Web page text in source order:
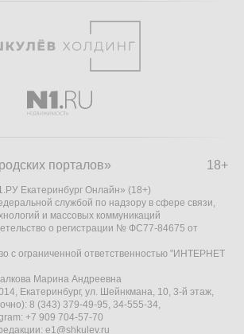
18+
порталов»
Екатеринбург Онлайн» (18+)
службой по надзору в сфере связи,
и массовых коммуникаций
о регистрации № ФС77-84675 от
с ограниченной ответственностью "ИНТЕРНЕТ
Марина Андреевна
Екатеринбург, ул. Шейнкмана, 10, 3-й этаж,
8 (343) 379-49-95, 34-555-34,
+7 909 704-57-70
e1@shkulev.ru